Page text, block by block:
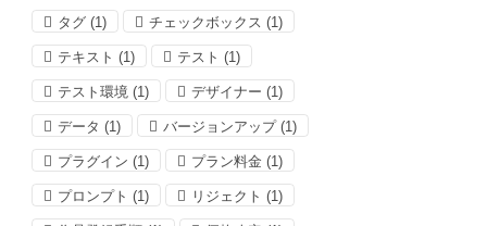
タグ (1) チェックボックス (1)
テキスト (1) テスト (1)
テスト環境 (1) デザイナー (1)
データ (1) バージョンアップ(1)
プラグイン (1) プラン料金 (1)
プロンプト (1) リジェクト (1)